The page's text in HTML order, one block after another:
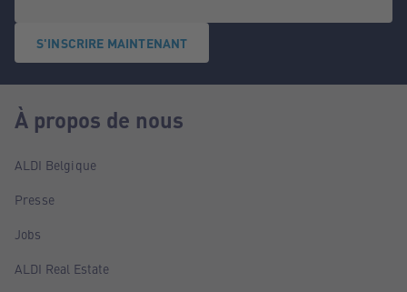
S'INSCRIRE MAINTENANT
À propos de nous
ALDI Belgique
Presse
Jobs
ALDI Real Estate